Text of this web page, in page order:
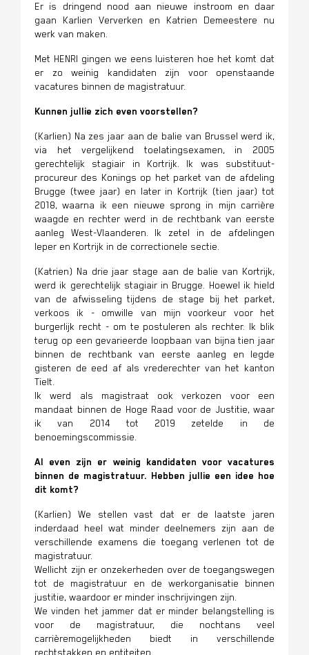
Er is dringend nood aan nieuwe instroom en daar
gaan Karlien Ververken en Katrien Demeestere nu
werk van maken.
Met HENRI gingen we eens luisteren hoe het komt dat
er zo weinig kandidaten zijn voor openstaande
vacatures binnen de magistratuur.
Kunnen jullie zich even voorstellen?
(Karlien) Na zes jaar aan de balie van Brussel werd ik,
via het vergelijkend toelatingsexamen, in 2005
gerechtelijk stagiair in Kortrijk. Ik was substituut-
procureur des Konings op het parket van de afdeling
Brugge (twee jaar) en later in Kortrijk (tien jaar) tot
2018, waarna ik een nieuwe sprong in mijn carrière
waagde en rechter werd in de rechtbank van eerste
aanleg West-Vlaanderen. Ik zetel in de afdelingen
Ieper en Kortrijk in de correctionele sectie.
(Katrien) Na drie jaar stage aan de balie van Kortrijk,
werd ik gerechtelijk stagiair in Brugge. Hoewel ik hield
van de afwisseling tijdens de stage bij het parket,
verkoos ik - omwille van mijn voorkeur voor het
burgerlijk recht - om te postuleren als rechter. Ik blik
terug op een gevarieerde loopbaan van bijna tien jaar
binnen de rechtbank van eerste aanleg en legde
gisteren de eed af als vrederechter van het kanton
Tielt.
Ik werd als magistraat ook verkozen voor een
mandaat binnen de Hoge Raad voor de Justitie, waar
ik van 2014 tot 2019 zetelde in de
benoemingscommissie.
Al even zijn er weinig kandidaten voor vacatures
binnen de magistratuur. Hebben jullie een idee hoe
dit komt?
(Karlien) We stellen vast dat er de laatste jaren
inderdaad heel wat minder deelnemers zijn aan de
verschillende examens die toegang verlenen tot de
magistratuur.
Wellicht zijn er onzekerheden over de toegangswegen
tot de magistratuur en de werkorganisatie binnen
justitie, waardoor er minder inschrijvingen zijn.
We vinden het jammer dat er minder belangstelling is
voor de magistratuur, die nochtans veel
carrièremogelijkheden biedt in verschillende
rechtstakken en entiteiten.